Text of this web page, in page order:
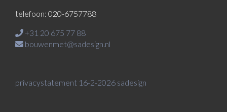
telefoon: 020-6757788
+31 20 675 77 88
bouwenmet@sadesign.nl
privacystatement 16-2-2026 sadesign